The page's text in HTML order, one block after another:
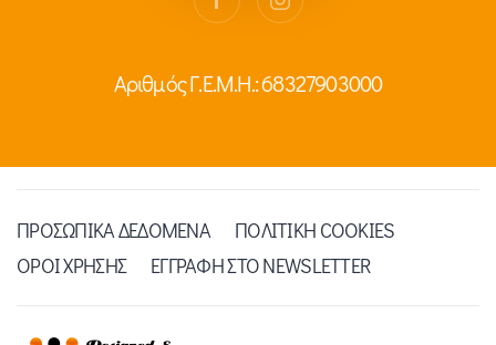
Αριθμός Γ.Ε.Μ.Η.: 68327903000
ΠΡΟΣΩΠΙΚΑ ΔΕΔΟΜΕΝΑ
ΠΟΛΙΤΙΚΗ COOKIES
ΟΡΟΙ ΧΡΗΣΗΣ
ΕΓΓΡΑΦΗ ΣΤΟ NEWSLETTER